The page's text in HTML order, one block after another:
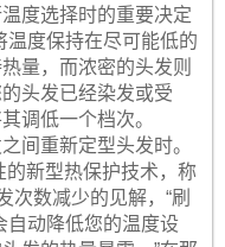
度选择时的重要决定
温度保持在尽可能低的
量，而浓密的头发则
头发已经染发或受
调低一个档次。
间重新定型头发时。
的新型热保护技术，称
次数减少的见解，“刷
自动降低您的温度设